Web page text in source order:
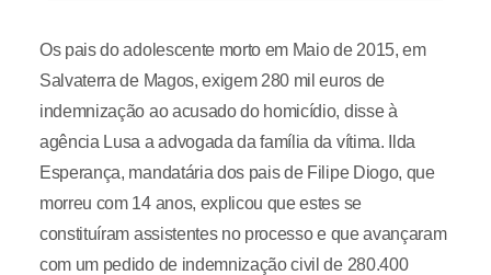
Os pais do adolescente morto em Maio de 2015, em
Salvaterra de Magos, exigem 280 mil euros de
indemnização ao acusado do homicídio, disse à
agência Lusa a advogada da família da vítima. Ilda
Esperança, mandatária dos pais de Filipe Diogo, que
morreu com 14 anos, explicou que estes se
constituíram assistentes no processo e que avançaram
com um pedido de indemnização civil de 280.400